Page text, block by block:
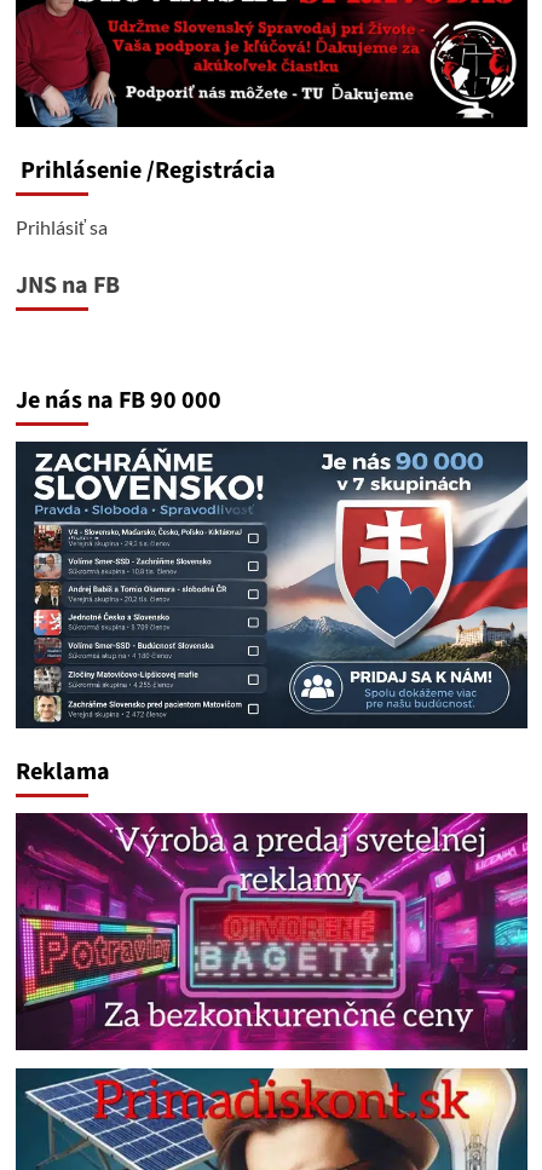
v
Labouristickej
strane
narastá
Prihlásenie/Registrácia
Prihlásiť sa
JNS na FB
Je nás na FB 90 000
Reklama